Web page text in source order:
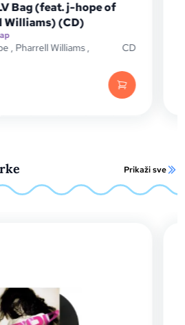
(feat. j-hope of
(CD)
Pharrell Williams,
Prikaži sve